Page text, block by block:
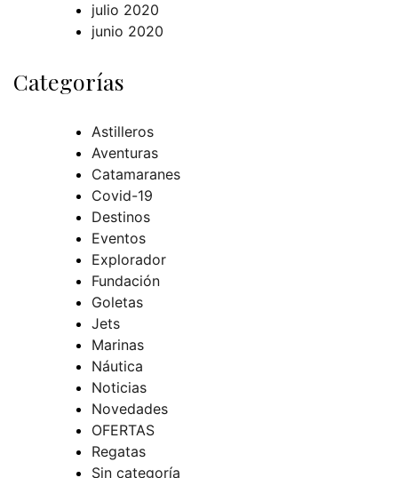
julio 2020
junio 2020
Categorías
Astilleros
Aventuras
Catamaranes
Covid-19
Destinos
Eventos
Explorador
Fundación
Goletas
Jets
Marinas
Náutica
Noticias
Novedades
OFERTAS
Regatas
Sin categoría